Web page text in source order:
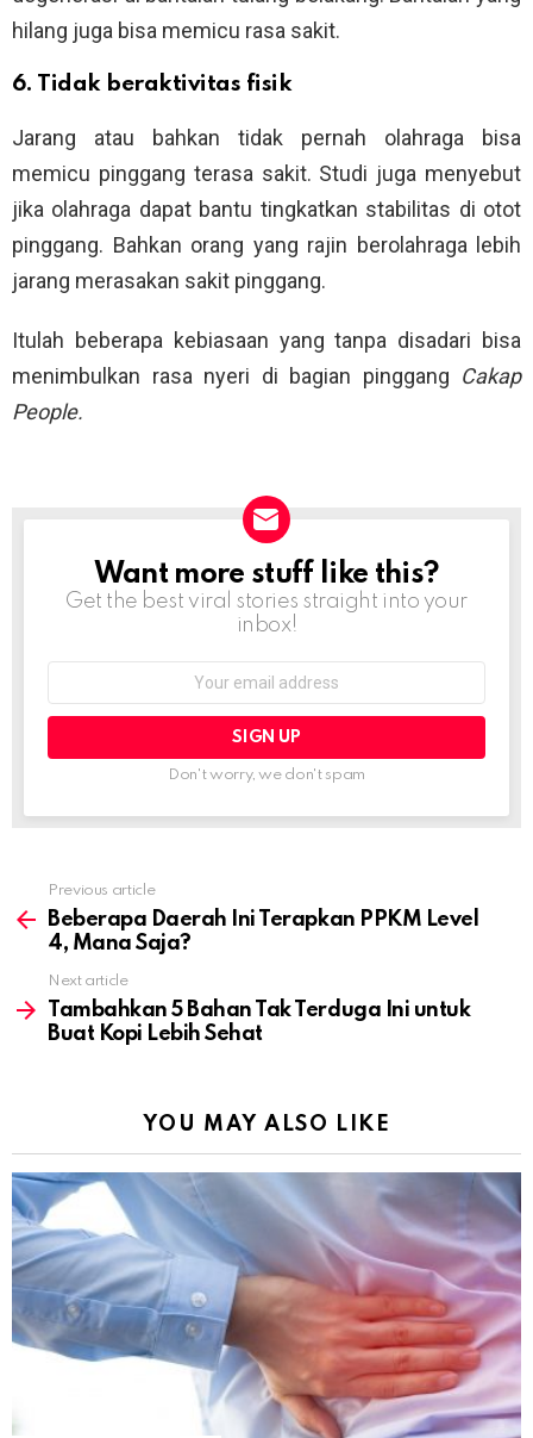
hilang juga bisa memicu rasa sakit.
6. Tidak beraktivitas fisik
Jarang atau bahkan tidak pernah olahraga bisa
memicu pinggang terasa sakit. Studi juga menyebut
jika olahraga dapat bantu tingkatkan stabilitas di otot
pinggang. Bahkan orang yang rajin berolahraga lebih
jarang merasakan sakit pinggang.
Itulah beberapa kebiasaan yang tanpa disadari bisa
menimbulkan rasa nyeri di bagian pinggang Cakap
People.
NEWSLETTER
Want more stuff like this?
Get the best viral stories straight into your
inbox!
Don't worry, we don't spam
more
Previous article
Beberapa Daerah Ini Terapkan PPKM Level
4, Mana Saja?
Next article
Tambahkan 5 Bahan Tak Terduga Ini untuk
Buat Kopi Lebih Sehat
YOU MAY ALSO LIKE